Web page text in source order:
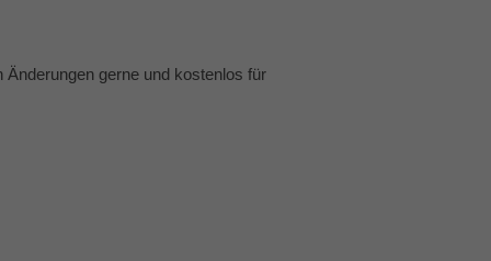
gerne und kostenlos für